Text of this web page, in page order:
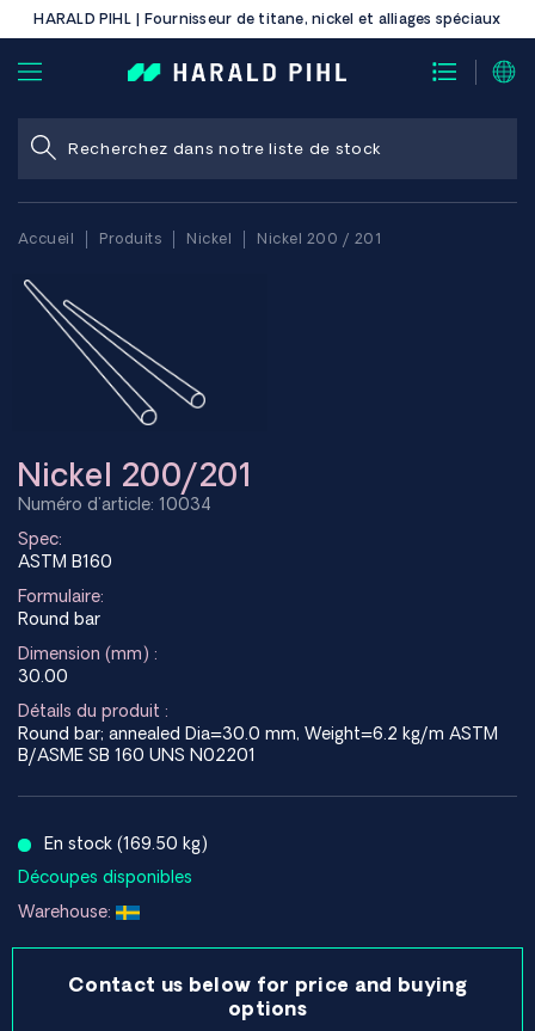
HARALD PIHL | Fournisseur de titane, nickel et alliages spéciaux
Accueil Produits Nickel Nickel 200 / 201
Nickel 200/201
Numéro d'article: 10034
Spec:
ASTM B160
Formulaire:
Round bar
Dimension (mm) :
30.00
Détails du produit :
Round bar; annealed Dia=30.0 mm, Weight=6.2 kg/m ASTM
B/ASME SB 160 UNS N02201
En stock (169.50 kg)
Découpes disponibles
Warehouse:
Contact us below for price and buying
options